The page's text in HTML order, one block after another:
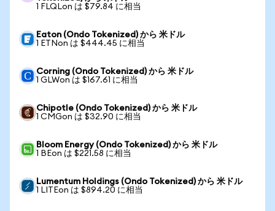
1 FLQLon は $79.84 に相当
Eaton (Ondo Tokenized) から 米ドル
1 ETNon は $444.45 に相当
Corning (Ondo Tokenized) から 米ドル
1 GLWon は $167.61 に相当
Chipotle (Ondo Tokenized) から 米ドル
1 CMGon は $32.90 に相当
Bloom Energy (Ondo Tokenized) から 米ドル
1 BEon は $221.58 に相当
Lumentum Holdings (Ondo Tokenized) から 米ドル
1 LITEon は $894.20 に相当